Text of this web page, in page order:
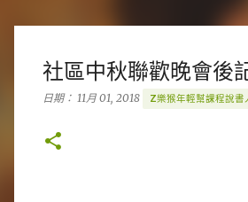
社區中秋聯歡晚會後
日期： 11月 01, 2018 Z樂猴年輕幫課程說書